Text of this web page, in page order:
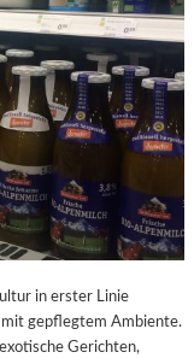
in erster Linie
mit gepflegtem Ambiente.
Gerichten,